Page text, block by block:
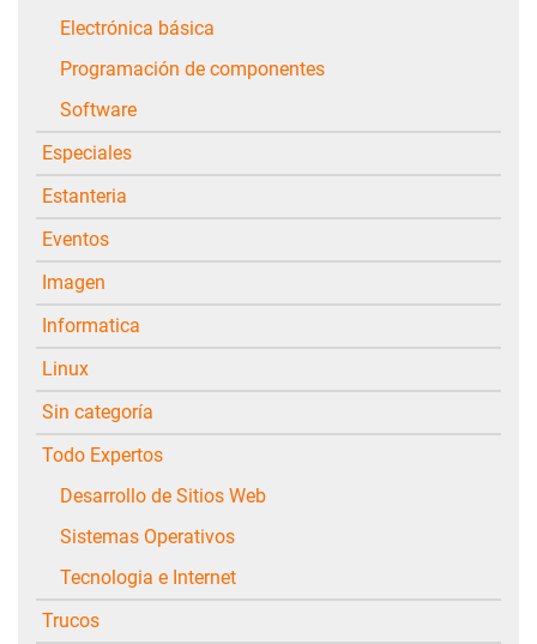
Electrónica básica
Programación de componentes
Software
Especiales
Estanteria
Eventos
Imagen
Informatica
Linux
Sin categoría
Todo Expertos
Desarrollo de Sitios Web
Sistemas Operativos
Tecnologia e Internet
Trucos